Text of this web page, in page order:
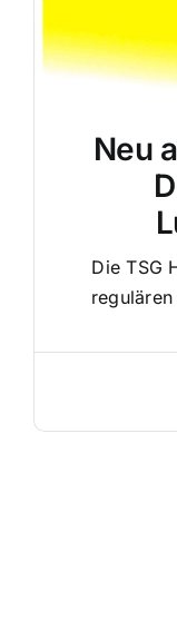
Neu
Die TSG